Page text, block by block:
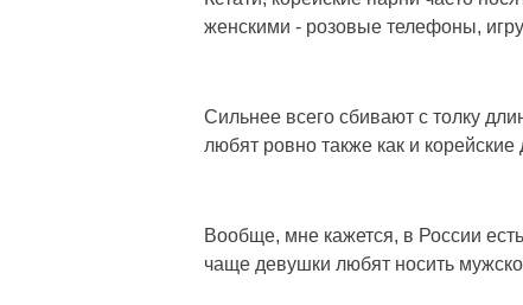
женскими - розовые телефоны,
Сильнее всего сбивают с толку
любят ровно также как и корейские
Вообще, мне кажется, в России
чаще девушки любят носить